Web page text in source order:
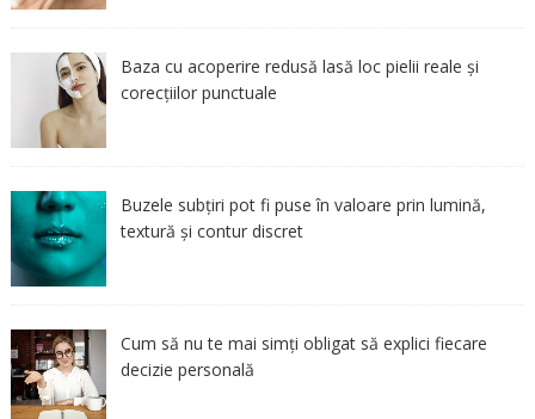
Baza cu acoperire redusă lasă loc pielii reale și
corecțiilor punctuale
Buzele subțiri pot fi puse în valoare prin lumină,
textură și contur discret
Cum să nu te mai simți obligat să explici fiecare
decizie personală